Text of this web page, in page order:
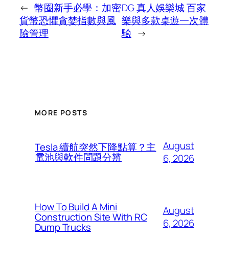
← 幣圈新手必學：加密
貨幣恐懼貪婪指數與風
險管理
DG 真人娛樂城 百家
樂與多款桌遊一次體
驗 →
MORE POSTS
Tesla 續航突然下降點算？主
電池與軟件問題分辨
August
6, 2026
How To Build A Mini
Construction Site With RC
Dump Trucks
August
6, 2026